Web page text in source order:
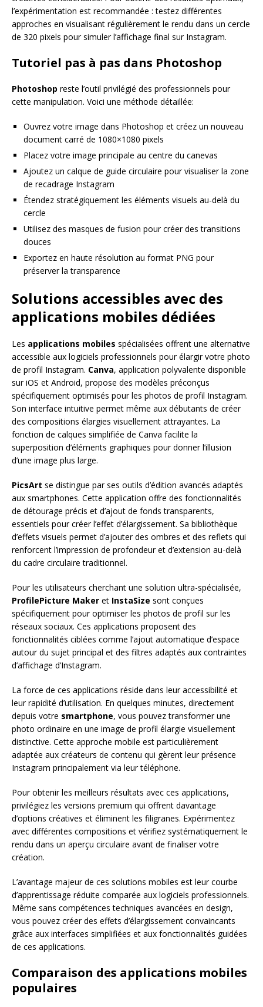
l’expérimentation est recommandée : testez différentes
approches en visualisant régulièrement le rendu dans un cercle
de 320 pixels pour simuler l’affichage final sur Instagram.
Tutoriel pas à pas dans Photoshop
Photoshop reste l’outil privilégié des professionnels pour
cette manipulation. Voici une méthode détaillée:
Ouvrez votre image dans Photoshop et créez un nouveau
document carré de 1080×1080 pixels
Placez votre image principale au centre du canevas
Ajoutez un calque de guide circulaire pour visualiser la zone
de recadrage Instagram
Étendez stratégiquement les éléments visuels au-delà du
cercle
Utilisez des masques de fusion pour créer des transitions
douces
Exportez en haute résolution au format PNG pour
préserver la transparence
Solutions accessibles avec des
applications mobiles dédiées
Les applications mobiles spécialisées offrent une alternative
accessible aux logiciels professionnels pour élargir votre photo
de profil Instagram. Canva, application polyvalente disponible
sur iOS et Android, propose des modèles préconçus
spécifiquement optimisés pour les photos de profil Instagram.
Son interface intuitive permet même aux débutants de créer
des compositions élargies visuellement attrayantes. La
fonction de calques simplifiée de Canva facilite la
superposition d’éléments graphiques pour donner l’illusion
d’une image plus large.
PicsArt se distingue par ses outils d’édition avancés adaptés
aux smartphones. Cette application offre des fonctionnalités
de détourage précis et d’ajout de fonds transparents,
essentiels pour créer l’effet d’élargissement. Sa bibliothèque
d’effets visuels permet d’ajouter des ombres et des reflets qui
renforcent l’impression de profondeur et d’extension au-delà
du cadre circulaire traditionnel.
Pour les utilisateurs cherchant une solution ultra-spécialisée,
ProfilePicture Maker et InstaSize sont conçues
spécifiquement pour optimiser les photos de profil sur les
réseaux sociaux. Ces applications proposent des
fonctionnalités ciblées comme l’ajout automatique d’espace
autour du sujet principal et des filtres adaptés aux contraintes
d’affichage d’Instagram.
La force de ces applications réside dans leur accessibilité et
leur rapidité d’utilisation. En quelques minutes, directement
depuis votre smartphone, vous pouvez transformer une
photo ordinaire en une image de profil élargie visuellement
distinctive. Cette approche mobile est particulièrement
adaptée aux créateurs de contenu qui gèrent leur présence
Instagram principalement via leur téléphone.
Pour obtenir les meilleurs résultats avec ces applications,
privilégiez les versions premium qui offrent davantage
d’options créatives et éliminent les filigranes. Expérimentez
avec différentes compositions et vérifiez systématiquement le
rendu dans un aperçu circulaire avant de finaliser votre
création.
L’avantage majeur de ces solutions mobiles est leur courbe
d’apprentissage réduite comparée aux logiciels professionnels.
Même sans compétences techniques avancées en design,
vous pouvez créer des effets d’élargissement convaincants
grâce aux interfaces simplifiées et aux fonctionnalités guidées
de ces applications.
Comparaison des applications mobiles
populaires